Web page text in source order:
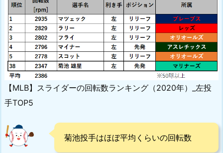
【MLB】スライダーの回転数ランキング（2020年）_左投
手TOP5
菊池投手はほぼ平均くらいの回転数